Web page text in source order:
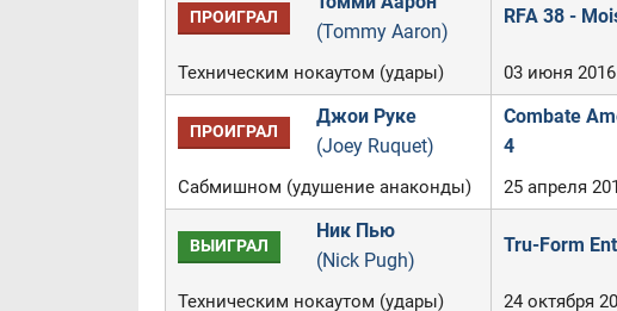
ПРОИГРАЛ
(Tommy Aaron)
RFA 38 -
Техническим нокаутом (удары) 03 июня
ПРОИГРАЛ
Джои Руке
(Joey Ruquet)
Combate
4
Сабмишном (удушение анаконды) 25 апреля
ВЫИГРАЛ
Ник Пью
(Nick Pugh)
Tru-Form
Техническим нокаутом (удары) 24 октября